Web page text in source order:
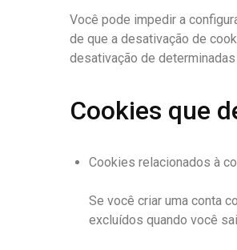
Você pode impedir a
de que a desativação de
desativação de
Cookies que
Cookies relacionados à
Se você criar uma conta
excluídos quando você